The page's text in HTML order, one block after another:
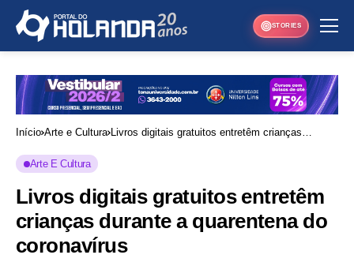
STORIES
Início Arte e Cultura Livros digitais gratuitos entretêm crianças
Arte E Cultura
Livros digitais gratuitos entretêm
crianças durante a quarentena do
coronavírus